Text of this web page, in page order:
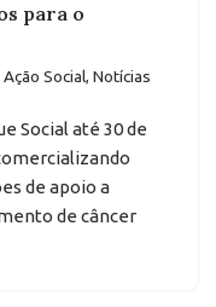
para o
Ação Social, Notícias
Social até 30 de
de apoio a
de câncer